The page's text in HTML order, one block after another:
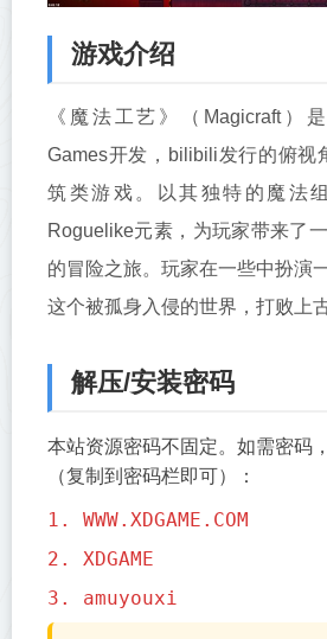
游戏介绍
《魔法工艺》（Magicraft）
Games开发，bilibili发行的俯视
筑类游戏。以其独特的魔法
Roguelike元素，为玩家带来了
的冒险之旅。玩家在一些中扮演
这个被孤身入侵的世界，打败上
解压/安装密码
本站资源密码不固定。如需密码
（复制到密码栏即可）：
1. WWW.XDGAME.COM
2. XDGAME
3. amuyouxi